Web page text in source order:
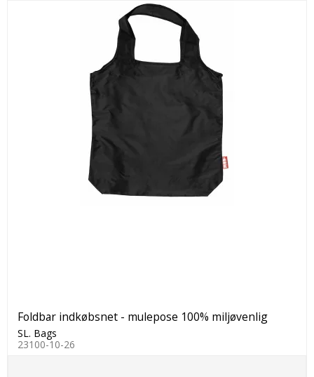
Foldbar indkøbsnet - mulepose 100% miljøvenlig
SL. Bags
23100-10-26